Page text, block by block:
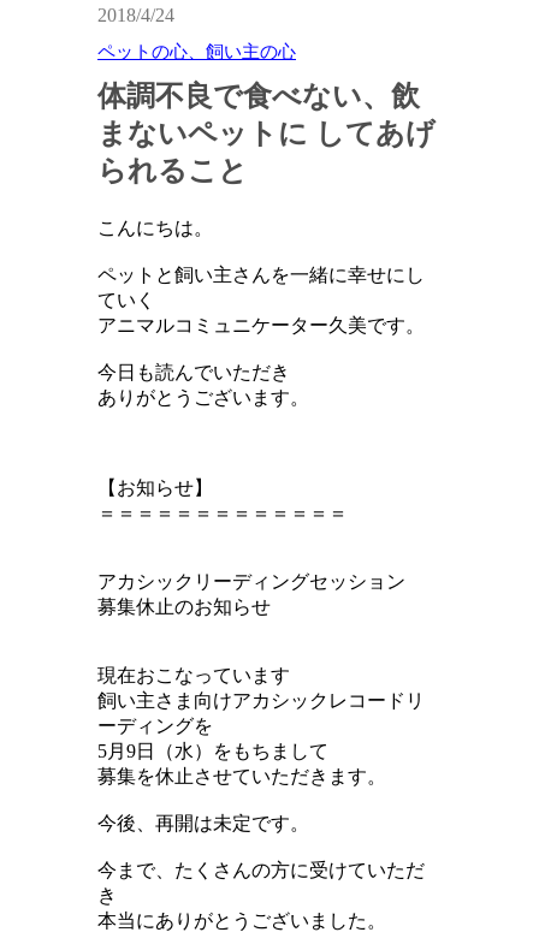
2018/4/24
ペットの心、飼い主の心
体調不良で食べない、飲
まないペットに してあげ
られること
こんにちは。
ペットと飼い主さんを一緒に幸せにし
ていく
アニマルコミュニケーター久美です。
今日も読んでいただき
ありがとうございます。
【お知らせ】
＝＝＝＝＝＝＝＝＝＝＝＝＝
アカシックリーディングセッション
募集休止のお知らせ
現在おこなっています
飼い主さま向けアカシックレコードリ
ーディングを
5月9日（水）をもちまして
募集を休止させていただきます。
今後、再開は未定です。
今まで、たくさんの方に受けていただ
き
本当にありがとうございました。